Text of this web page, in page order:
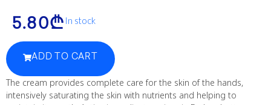
5.80₾ In stock
ADD TO CART
The cream provides complete care for the skin of the hands,
intensively saturating the skin with nutrients and helping to